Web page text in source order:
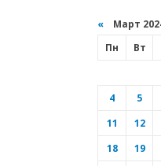
« Март
Пн
Вт
4
5
11
12
18
19